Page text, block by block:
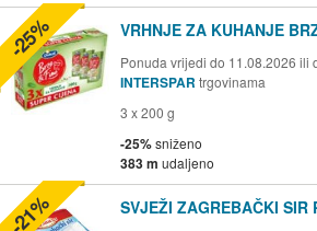
VRHNJE ZA KUHANJE
Ponuda vrijedi do 11.08.2026 ili
INTERSPAR trgovinama
3 x 200 g
-25%sniženo
383 m udaljeno
-25%
SVJEŽI ZAGREBAČKI SIR
-21%